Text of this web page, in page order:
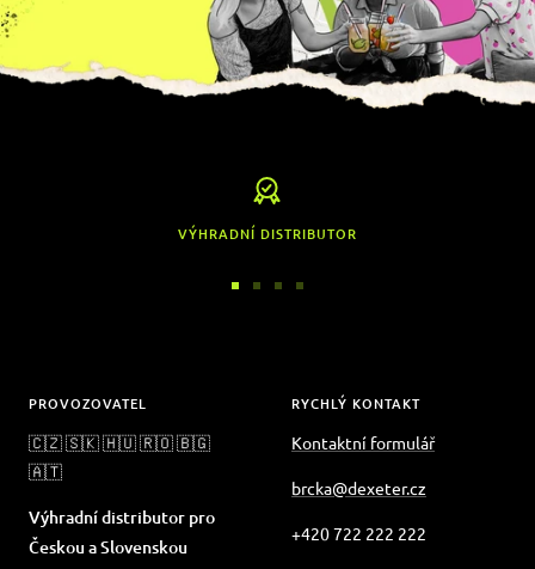
VÝHRADNÍ DISTRIBUTOR
PROVOZOVATEL
🇨🇿 🇸🇰 🇭🇺 🇷🇴 🇧🇬
🇦🇹
Výhradní distributor pro
Českou a Slovenskou
RYCHLÝ KONTAKT
Kontaktní formulář
brcka@dexeter.cz
+420 722 222 222